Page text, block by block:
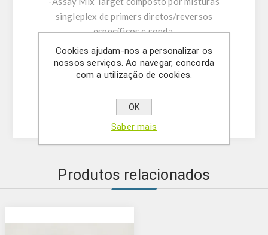
singleplex de primers diretos/reversos
específicos e sonda.
-Tampão de ressuspensão
-DNase/RNase água livre
- (OPCIONAL) Controlo Interno
-Controlo positivo
Produtos relacionados
Cookies ajudam-nos a personalizar os
nossos serviços. Ao navegar, concorda
com a utilização de cookies.
OK
Saber mais